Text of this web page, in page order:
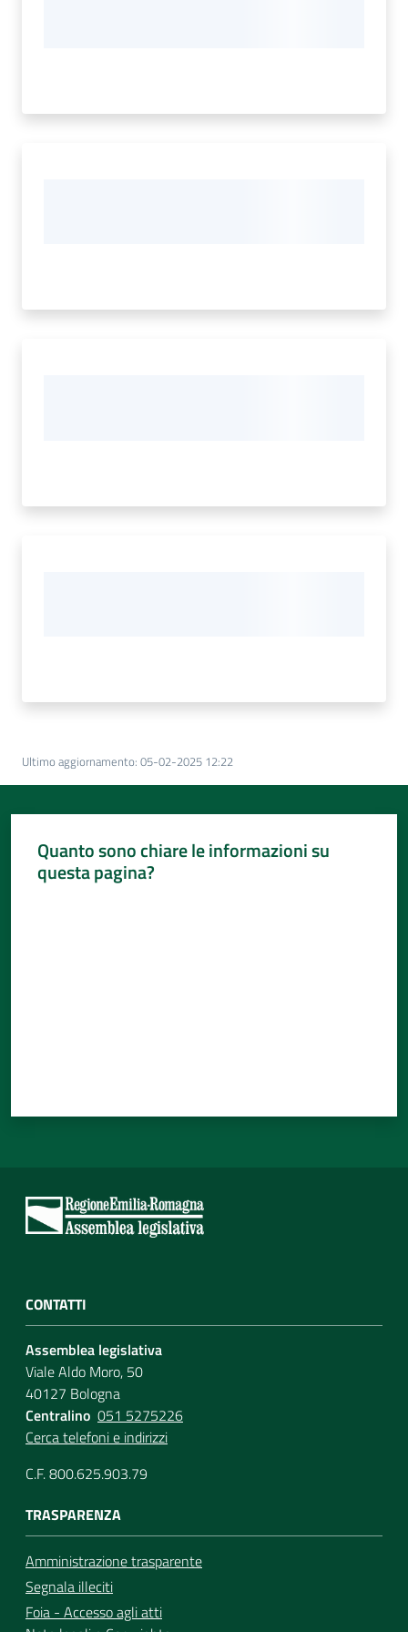
Ultimo aggiornamento: 05-02-2025 12:22
Quanto sono chiare le informazioni su
questa pagina?
CONTATTI
Assemblea legislativa
Viale Aldo Moro, 50
40127 Bologna
Centralino 051 5275226
Cerca telefoni e indirizzi
C.F. 800.625.903.79
TRASPARENZA
Amministrazione trasparente
Segnala illeciti
Foia - Accesso agli atti